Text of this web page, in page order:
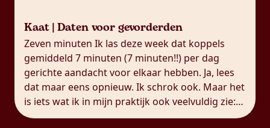
Kaat | Daten voor gevorderden
Zeven minuten Ik las deze week dat koppels
gemiddeld 7 minuten (7 minuten!!) per dag
gerichte aandacht voor elkaar hebben. Ja, lees
dat maar eens opnieuw. Ik schrok ook. Maar het
is iets wat ik in mijn praktijk ook veelvuldig zie:
koppels die een zogenaamde